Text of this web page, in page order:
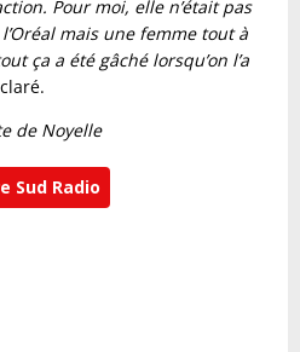
Pour moi, elle n’était pas
mais une femme tout à
ça a été gâché lorsqu’on l’a
de Noyelle
Sud Radio